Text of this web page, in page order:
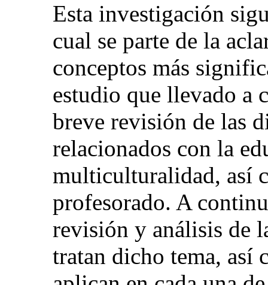
Esta investigación
cual se parte de la
conceptos más
estudio que llevado a
breve revisión de las
relacionados con la
multiculturalidad, así
profesorado. A
revisión y análisis de
tratan dicho tema, así